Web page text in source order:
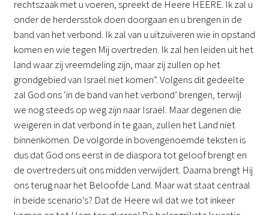
rechtszaak met u voeren, spreekt de Heere HEERE. Ik zal u
onder de herdersstok doen doorgaan en u brengen in de
band van het verbond. Ik zal van u uitzuiveren wie in opstand
komen en wie tegen Mij overtreden. Ik zal hen leiden uit het
land waar zij vreemdeling zijn, maar zij zullen op het
grondgebied van Israël niet komen”. Volgens dit gedeelte
zal God ons ‘in de band van het verbond’ brengen, terwijl
we nog steeds op weg zijn naar Israël. Maar degenen die
weigeren in dat verbond in te gaan, zullen het Land niet
binnenkomen. De volgorde in bovengenoemde teksten is
dus dat God ons eerst in de diaspora tot geloof brengt en
de overtreders uit ons midden verwijdert. Daarna brengt Hij
ons terug naar het Beloofde Land. Maar wat staat centraal
in beide scenario’s? Dat de Heere wil dat we tot inkeer